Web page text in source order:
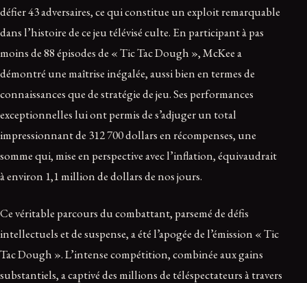
défier 43 adversaires, ce qui constitue un exploit remarquable
dans l’histoire de ce jeu télévisé culte. En participant à pas
moins de 88 épisodes de « Tic Tac Dough », McKee a
démontré une maîtrise inégalée, aussi bien en termes de
connaissances que de stratégie de jeu. Ses performances
exceptionnelles lui ont permis de s’adjuger un total
impressionnant de 312 700 dollars en récompenses, une
somme qui, mise en perspective avec l’inflation, équivaudrait
à environ 1,1 million de dollars de nos jours.
Ce véritable parcours du combattant, parsemé de défis
intellectuels et de suspense, a été l’apogée de l’émission « Tic
Tac Dough ». L’intense compétition, combinée aux gains
substantiels, a captivé des millions de téléspectateurs à travers